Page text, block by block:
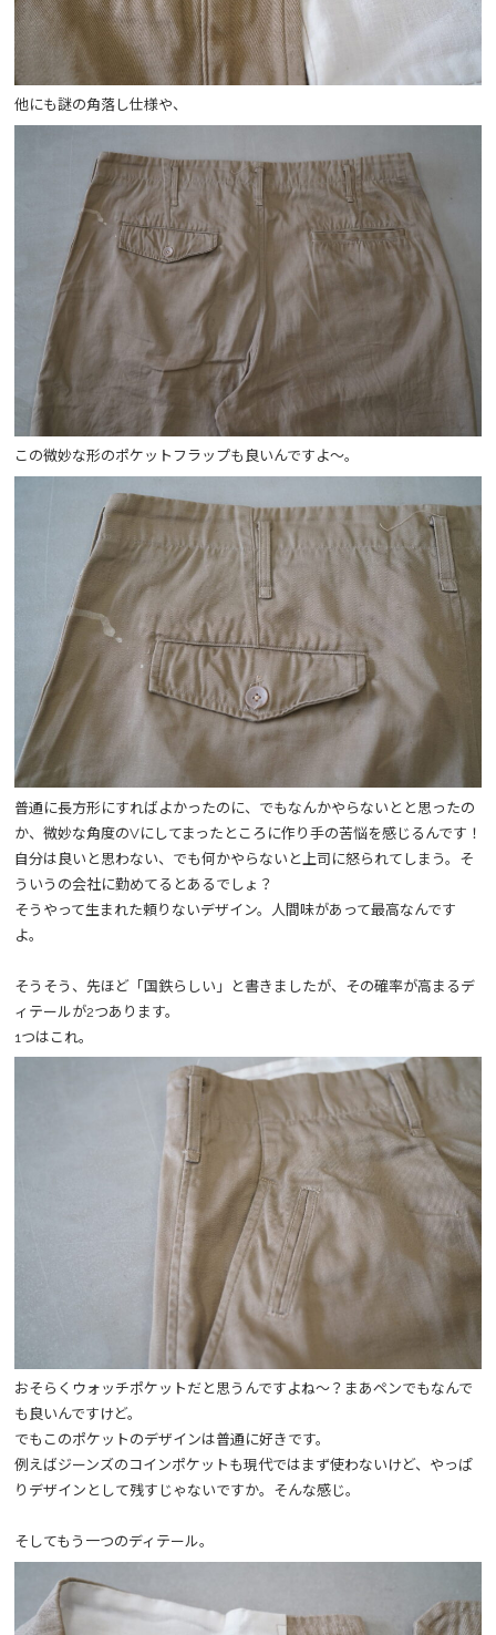
他にも謎の角落し仕様や、
この微妙な形のポケットフラップも良いんですよ～。
普通に長方形にすればよかったのに、でもなんかやらないとと思ったの
か、微妙な角度のVにしてまったところに作り手の苦悩を感じるんです！
自分は良いと思わない、でも何かやらないと上司に怒られてしまう。そ
ういうの会社に勤めてるとあるでしょ？
そうやって生まれた頼りないデザイン。人間味があって最高なんです
よ。
そうそう、先ほど「国鉄らしい」と書きましたが、その確率が高まるデ
ィテールが2つあります。
1つはこれ。
おそらくウォッチポケットだと思うんですよね～？まあペンでもなんで
も良いんですけど。
でもこのポケットのデザインは普通に好きです。
例えばジーンズのコインポケットも現代ではまず使わないけど、やっぱ
りデザインとして残すじゃないですか。そんな感じ。
そしてもう一つのディテール。